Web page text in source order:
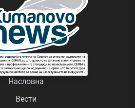
Насловна
Вести